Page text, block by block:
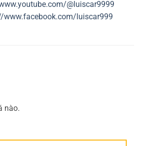
@luiscar9999
www.facebook.com/luiscar999
nào.